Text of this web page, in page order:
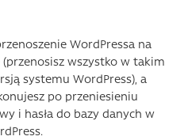
WordPressa na
wszystko w takim
systemu WordPress), a
po przeniesieniu
i hasła do bazy danych w